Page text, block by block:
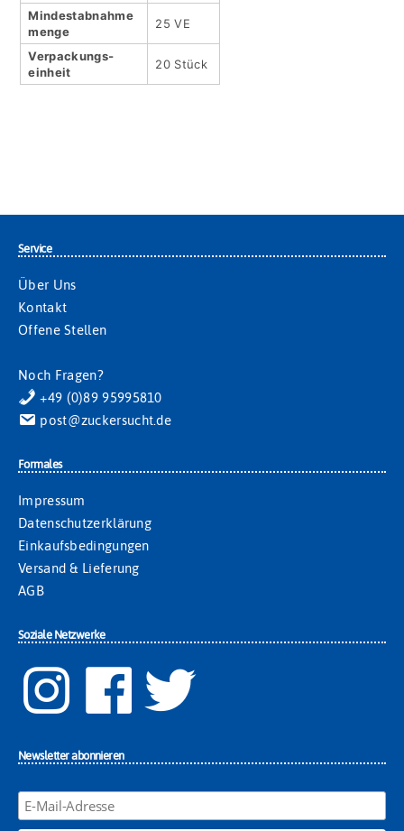
Mindestabnahme
menge
25 VE
Verpackungs­
einheit
20 Stück
Service
Über Uns
Kontakt
Offene Stellen
Noch Fragen?
+49 (0)89 95995810
post@zuckersucht.de
Formales
Impressum
Datenschutzerklärung
Einkaufsbedingungen
Versand & Lieferung
AGB
Soziale Netzwerke
Newsletter abonnieren